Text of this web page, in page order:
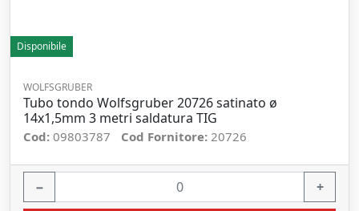
Disponibile
WOLFSGRUBER
Tubo tondo Wolfsgruber 20726 satinato ø
14x1,5mm 3 metri saldatura TIG
Cod: 09803787 Cod Fornitore: 20726
− +